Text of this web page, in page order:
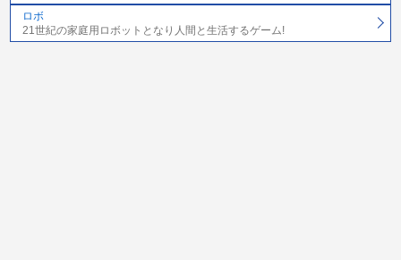
ロボ
21世紀の家庭用ロボットとなり人間と生活するゲーム!